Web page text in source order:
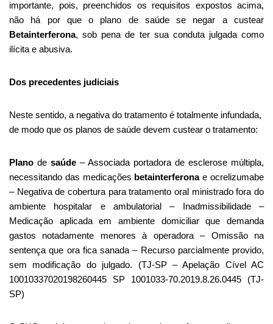
importante, pois, preenchidos os requisitos expostos acima,
não há por que o plano de saúde se negar a custear
Betainterferona, sob pena de ter sua conduta julgada como
ilícita e abusiva.
Dos precedentes judiciais
Neste sentido, a negativa do tratamento é totalmente infundada,
de modo que os planos de saúde devem custear o tratamento:
Plano de saúde – Associada portadora de esclerose múltipla,
necessitando das medicações betainterferonae ocrelizumabe
– Negativa de cobertura para tratamento oral ministrado fora do
ambiente hospitalar e ambulatorial – Inadmissibilidade –
Medicação aplicada em ambiente domiciliar que demanda
gastos notadamente menores à operadora – Omissão na
sentença que ora fica sanada – Recurso parcialmente provido,
sem modificação do julgado. (TJ-SP – Apelação Cível AC
10010337020198260445 SP 1001033-70.2019.8.26.0445 (TJ-
SP)